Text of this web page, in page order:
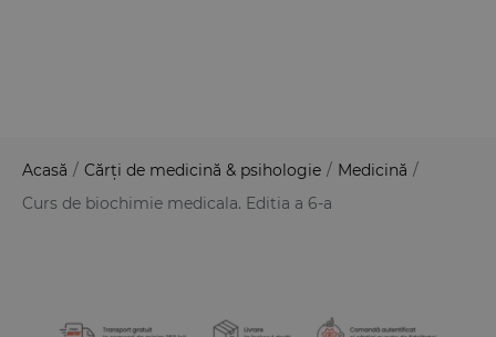
Acasă / Cărți de medicină & psihologie / Medicină /
Curs de biochimie medicala. Editia a 6-a